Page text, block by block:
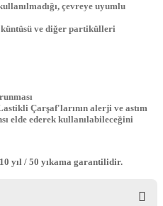
çevreye uyumlu
ve diğer partikülleri
Çarşaf'larının alerji ve astım
elde ederek kullanılabileceğini
10 yıl / 50 yıkama garantilidir.